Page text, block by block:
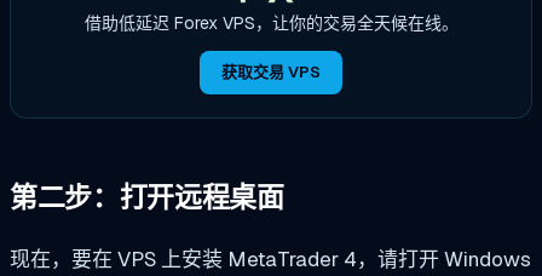
借助低延迟 Forex VPS，让你的交易全天候在线。
获取交易 VPS
第二步：打开远程桌面
现在，要在 VPS 上安装 MetaTrader 4，请打开 Windows